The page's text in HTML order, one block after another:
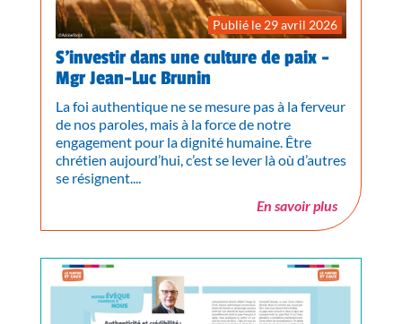
Publié le 29 avril 2026
S’investir dans une culture de paix -
Mgr Jean-Luc Brunin
La foi authentique ne se mesure pas à la ferveur
de nos paroles, mais à la force de notre
engagement pour la dignité humaine. Être
chrétien aujourd’hui, c’est se lever là où d’autres
se résignent....
En savoir plus